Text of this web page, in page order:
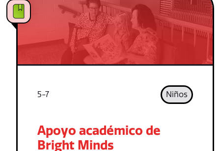
5-7 Niños
Apoyo académico de
Bright Minds